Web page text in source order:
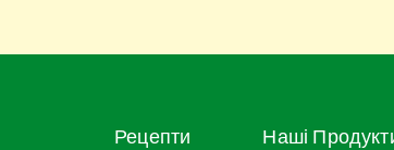
Рецепти Наші